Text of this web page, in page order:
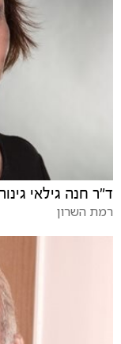
ד"ר חנה גילאי גינור
רמת השרון